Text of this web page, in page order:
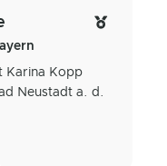
Karina Kopp
Neustadt a. d.